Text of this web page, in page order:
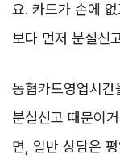
요. 카드가 손에
보다 먼저 분실신
농협카드영업시간
분실신고 때문이
면, 일반 상담은